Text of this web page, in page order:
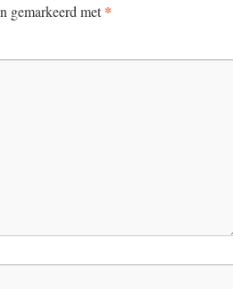
gemarkeerd met*